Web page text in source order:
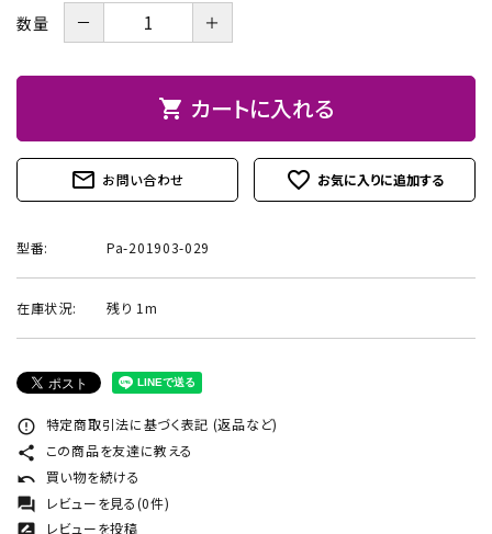
数量 － ＋
shopping_cart カートに入れる
mail_outline お問い合わせ favorite_outline
型番: Pa-201903-029
在庫状況: 残り 1m
error_outline 特定商取引法に基づく表記 (返品など)
share この商品を友達に教える
undo 買い物を続ける
forum レビューを見る(0件)
レビューを投稿